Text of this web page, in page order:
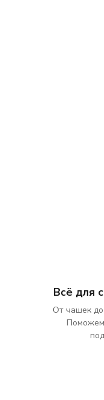
Всё для
От чашек до